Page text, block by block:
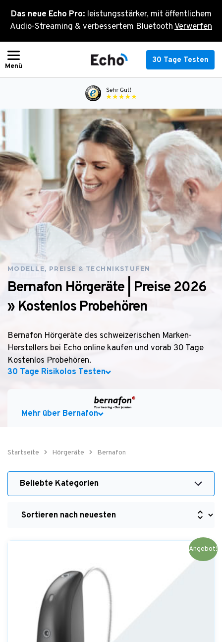
Das neue Echo Pro: leistungsstärker, mit öffentlichem
Audio-Streaming & verbessertem BluetoothVerwerfen
Inhalt
springen
30 Tage Testen
MODELLE, PREISE & TECHNIKSTUFEN
Bernafon Hörgeräte | Preise 2026
» Kostenlos Probehören
Bernafon Hörgeräte des schweizerischen Marken-
Herstellers bei Echo online kaufen und vorab 30 Tage
Kostenlos Probehören.
30 Tage Risikolos Testen
Mehr über Bernafon
Startseite Hörgeräte Bernafon
Beliebte Kategorien
Angebot!
1.690,00€
ist:
20,00€.